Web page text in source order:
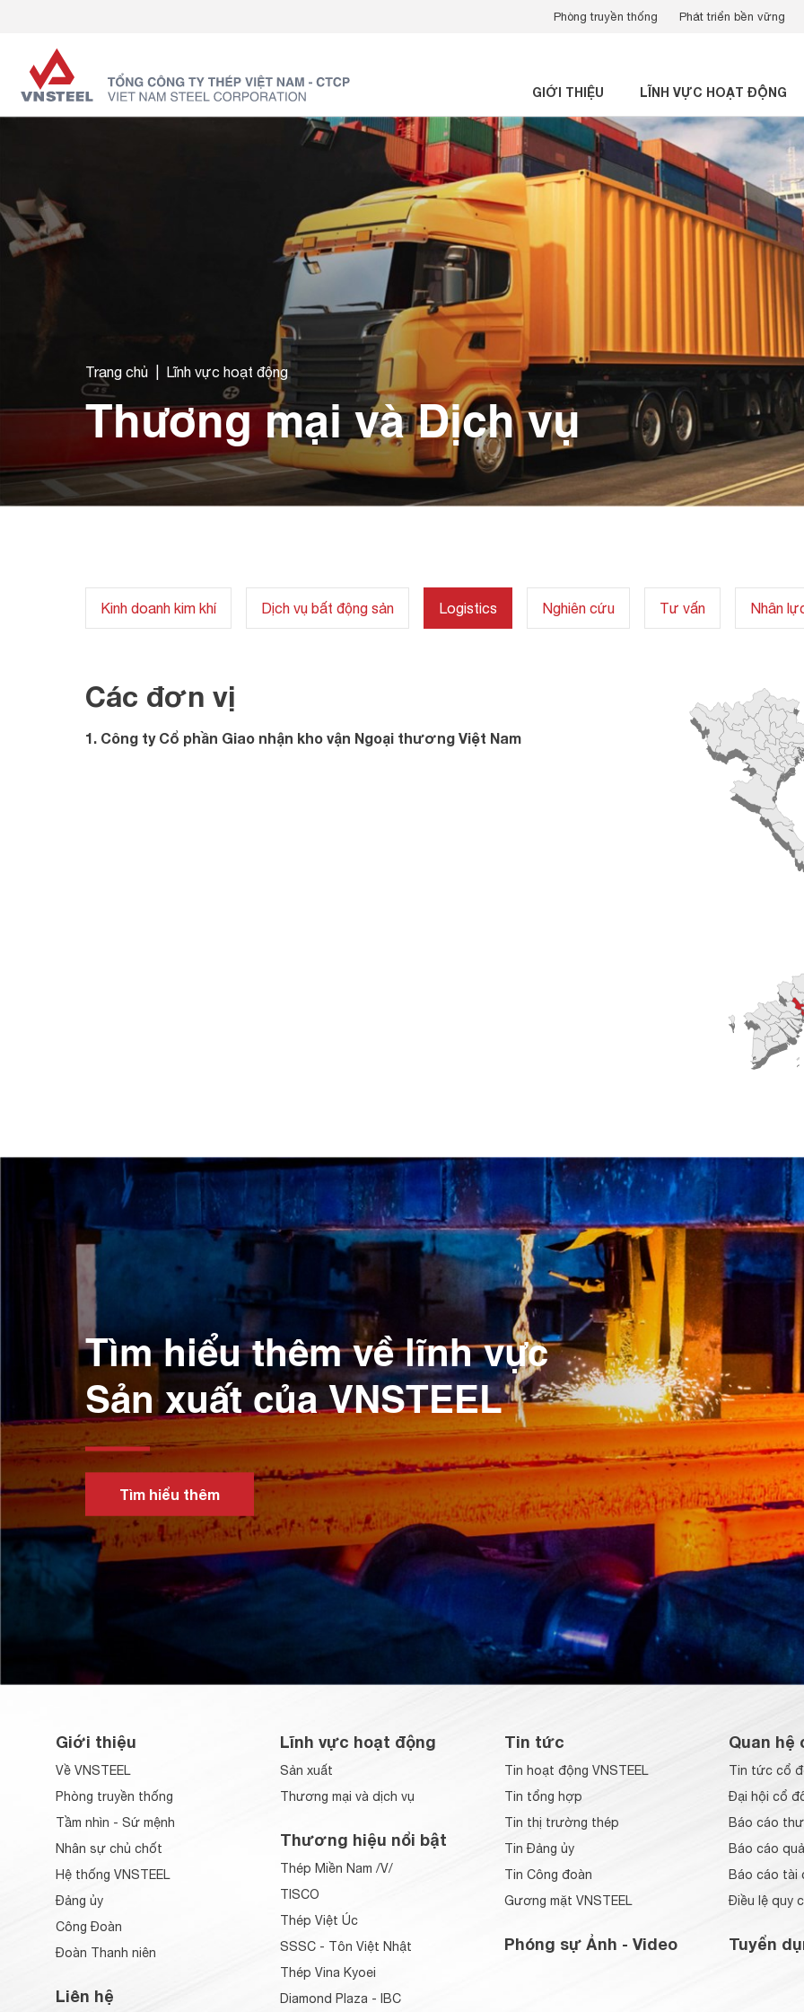
Phòng truyền thống Phát triển bền vững
GIỚI THIỆU LĨNH VỰC HOẠT ĐỘNG
Trang chủ Lĩnh vực hoạt động
Thương mại và Dịch vụ
Kinh doanh kim khí Dịch vụ bất động sản Logistics Nghiên cứu Tư vấn Nhân
Các đơn vị
1. Công ty Cổ phần Giao nhận kho vận Ngoại thương Việt Nam
Tìm hiểu thêm về lĩnh vực
Sản xuất của VNSTEEL
Tìm hiểu thêm
Giới thiệu
Về VNSTEEL
Phòng truyền thống
Tầm nhìn - Sứ mệnh
Nhân sự chủ chốt
Hệ thống VNSTEEL
Đảng ủy
Công Đoàn
Đoàn Thanh niên
Liên hệ
Lĩnh vực hoạt động
Sản xuất
Thương mại và dịch vụ
Thương hiệu nổi bật
Thép Miền Nam /V/
TISCO
Thép Việt Úc
SSSC - Tôn Việt Nhật
Thép Vina Kyoei
Diamond Plaza - IBC
Tin tức
Tin hoạt động VNSTEEL
Tin tổng hợp
Tin thị trường thép
Tin Đảng ủy
Tin Công đoàn
Gương mặt VNSTEEL
Phóng sự Ảnh - Video
Quan hệ
Tin tức cổ
Đại hội cổ
Báo cáo
Báo cáo
Báo cáo tài
Điều lệ quy
Tuyển